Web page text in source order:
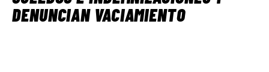
DENUNCIAN VACIAMIENTO